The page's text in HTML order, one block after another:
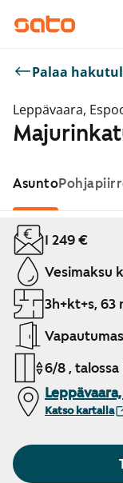
Palaa
Leppävaara,
Asunto
Näytetään dia 1 / 1
1 249 €
Vesimaksu
3h+kt+s, 63
6/8 , talossa
Katso kartalla